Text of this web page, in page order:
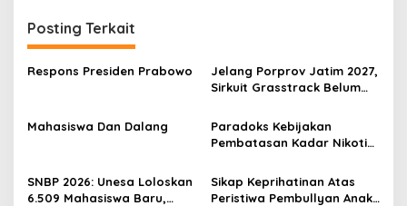
a
s
i
o
Posting Terkait
Respons Presiden Prabowo
Jelang Porprov Jatim 2027,
Sirkuit Grasstrack Belum
Surabaya Tagih Janji
Pemkot
Mahasiswa Dan Dalang
Paradoks Kebijakan
Pembatasan Kadar Nikotin:
Tangan Kiri Meruntuhkan
SNBP 2026: Unesa Loloskan
6.509 Mahasiswa Baru,
Sikap Keprihatinan Atas
Peristiwa Pembullyan Anak